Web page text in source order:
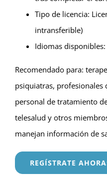
Tipo de licencia:
intransferible)
Idiomas
Recomendado para:
psiquiatras, profesionales
personal de tratamiento
telesalud y otros
manejan información de
REGÍSTRATE